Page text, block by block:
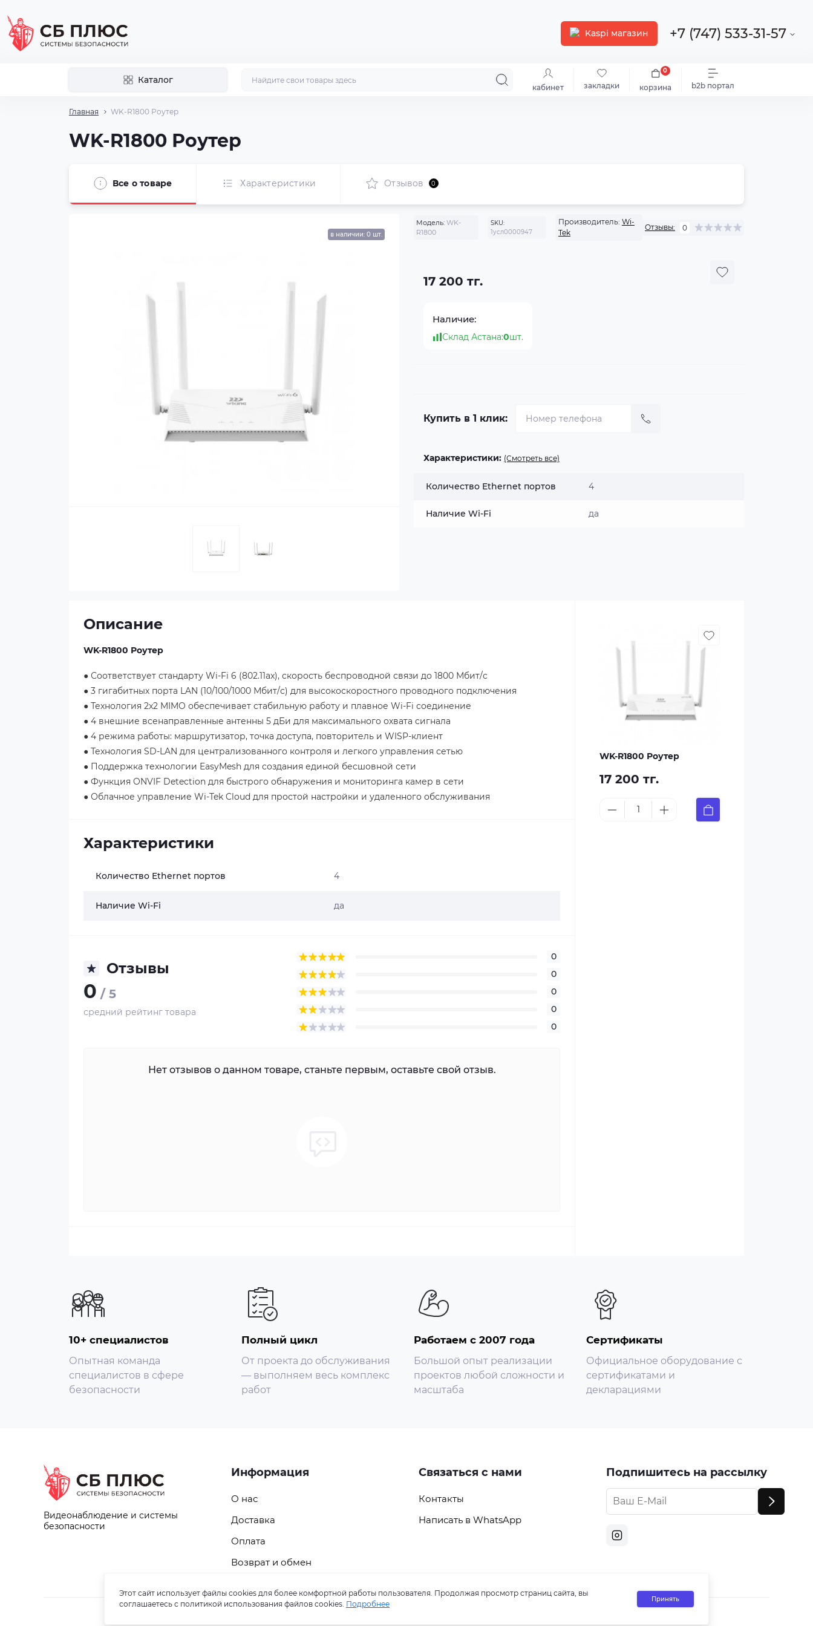
Kaspi магазин +7 (747) 533-31-57
Каталог
кабинет закладки корзина
0
b2b портал
Главная WK-R1800 Роутер
WK-R1800 Роутер
Все о товаре Характеристики Отзывов 0
в наличии: 0 шт.
Модель: WK-
R1800
SKU:
1усл0000947
Производитель: Wi-
Tek
Отзывы: 0
17 200 тг.
Наличие:
Склад Астана:0шт.
Купить в 1 клик:
Характеристики: (Смотреть все)
Количество Ethernet портов 4
Наличие Wi-Fi да
Описание
WK-R1800 Роутер
● Соответствует стандарту Wi-Fi 6 (802.11ax), скорость беспроводной связи до 1800 Мбит/с
● 3 гигабитных порта LAN (10/100/1000 Мбит/с) для высокоскоростного проводного подключения
● Технология 2x2 MIMO обеспечивает стабильную работу и плавное Wi-Fi соединение
● 4 внешние всенаправленные антенны 5 дБи для максимального охвата сигнала
● 4 режима работы: маршрутизатор, точка доступа, повторитель и WISP-клиент
● Технология SD-LAN для централизованного контроля и легкого управления сетью
● Поддержка технологии EasyMesh для создания единой бесшовной сети
● Функция ONVIF Detection для быстрого обнаружения и мониторинга камер в сети
● Облачное управление Wi-Tek Cloud для простой настройки и удаленного обслуживания
Характеристики
Количество Ethernet портов 4
Наличие Wi-Fi да
Отзывы
0 / 5
средний рейтинг товара
0
0
0
0
0
Нет отзывов о данном товаре, станьте первым, оставьте свой отзыв.
WK-R1800 Роутер
17 200 тг.
10+ специалистов
Опытная команда
специалистов в сфере
безопасности
Полный цикл
От проекта до обслуживания
— выполняем весь комплекс
работ
Работаем с 2007 года
Большой опыт реализации
проектов любой сложности и
масштаба
Сертификаты
Официальное оборудование с
сертификатами и
декларациями
Видеонаблюдение и системы
безопасности
Информация
О нас
Доставка
Оплата
Возврат и обмен
Связаться с нами
Контакты
Написать в WhatsApp
Подпишитесь на рассылку
Этот сайт использует файлы cookies для более комфортной работы пользователя. Продолжая просмотр страниц сайта, вы
соглашаетесь с политикой использования файлов cookies. Подробнее
Принять